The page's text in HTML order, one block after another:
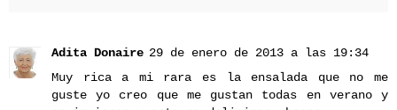
Adita Donaire 29 de enero de 2013 a las 19:34
Muy rica a mi rara es la ensalada que no me
guste yo creo que me gustan todas en verano y